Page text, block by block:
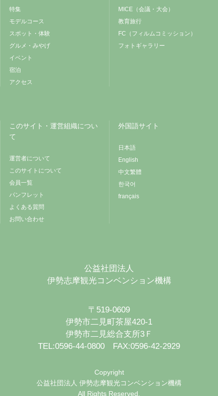
特集
モデルコース
スポット・体験
グルメ・みやげ
イベント
宿泊
アクセス
MICE（会議・大会）
教育旅行
FC（フィルムコミッション）
フォトギャラリー
このサイト・運営組織につい
て
運営者について
このサイトについて
会員一覧
パンフレット
よくある質問
お問い合わせ
外国語サイト
日本語
English
中文繁體
한국어
français
公益社団法人
伊勢志摩観光コンベンション機構
〒519-0609
伊勢市二見町茶屋420-1
伊勢市二見総合支所3Ｆ
TEL:0596-44-0800 FAX:0596-42-2929
Copyright
公益社団法人 伊勢志摩観光コンベンション機構
All Rights Reserved.